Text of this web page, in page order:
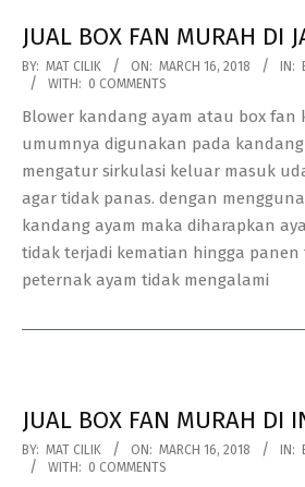
JUAL BOX FAN MURAH DI
2018-
03-
16
BY: MAT CILIK ON: MARCH 16, 2018 IN:
WITH: 0 COMMENTS
Blower kandang ayam atau box fan
umumnya digunakan pada
mengatur sirkulasi keluar masuk
agar tidak panas. dengan
kandang ayam maka diharapkan
tidak terjadi kematian hingga panen
peternak ayam tidak mengalami
JUAL BOX FAN MURAH DI
2018-
03-
BY: MAT CILIK ON: MARCH 16, 2018 IN:
WITH: 0 COMMENTS